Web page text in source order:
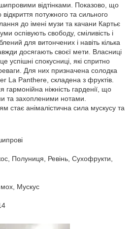
відтінками. Показово, що
потужного та сильного
до імені музи та качани Картьє
оспівують свободу, сміливість і
для витончених і навіть кілька
досягають своєї мети. Власниці
успішні спокусниці, які спритно
Для них призначена солодка
La Panthere, складена з фруктів.
гармонійна ніжність гарденії, що
та захопленими нотами.
стає анімалістична сила мускусу та
Полуниця, Ревінь, Сухофрукти,
Мускус